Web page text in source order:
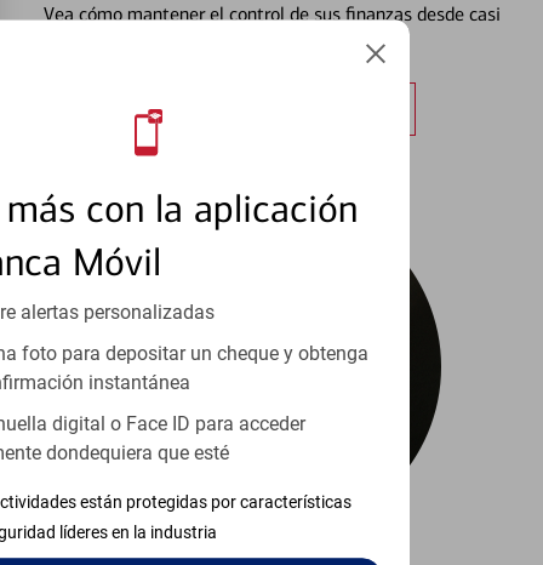
con la aplicación
Móvil
alertas personalizadas
foto para depositar un cheque y obtenga
instantánea
digital o Face ID para acceder
dondequiera que esté
están protegidas por características
líderes en la industria
Vea cómo mantener el control de sus finanzas desde casi
Obtener más información